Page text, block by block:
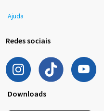
Ajuda
Redes sociais
Downloads